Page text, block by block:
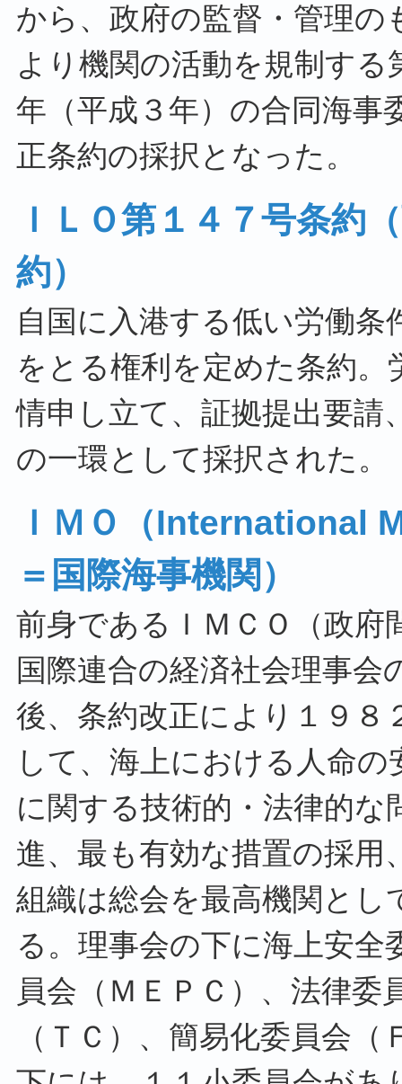
から、政府の監督・管理
より機関の活動を規制す
年（平成３年）の合同海事
正条約の採択となった。
ＩＬＯ第１４７号条約
約）
自国に入港する低い労働
をとる権利を定めた条約
情申し立て、証拠提出要請
の一環として採択された。
ＩＭＯ（
＝国際海事機関）
前身であるＩＭＣＯ（政府
国際連合の経済社会理事
後、条約改正により１９８
して、海上における人命
に関する技術的・法律的
進、最も有効な措置の採用
組織は総会を最高機関と
る。理事会の下に海上安全
員会（ＭＥＰＣ）、法律委
（ＴＣ）、簡易化委員会